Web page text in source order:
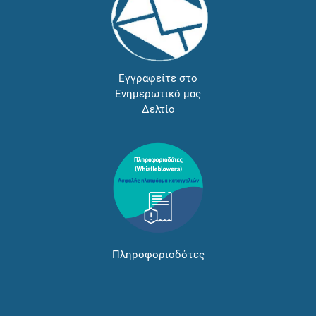
Εγγραφείτε στο
Ενημερωτικό μας
Δελτίο
Πληροφοριοδότες